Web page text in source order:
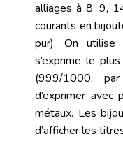
alliages à 8, 9,
courants en
pur). On
s’exprime le
(999/1000,
d’exprimer
métaux. Les
d’afficher les